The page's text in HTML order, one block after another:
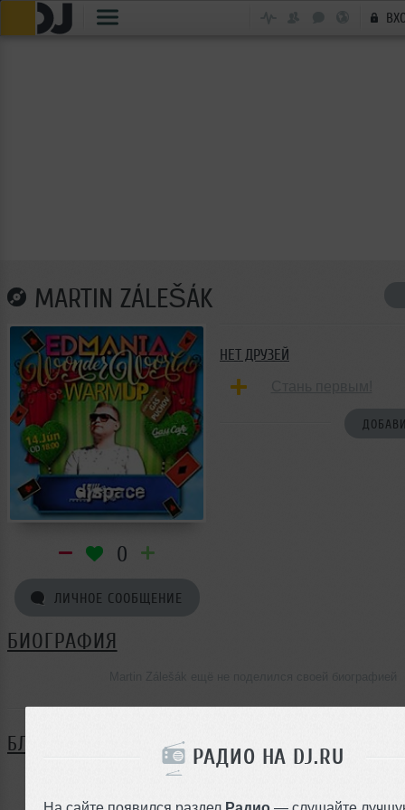
РАДИО НА DJ.RU
На сайте появился раздел Радио — слушайте
MARTIN ZÁLEŠÁK
0
ЛИЧНОЕ СООБЩЕНИЕ
НЕТ ДРУЗЕЙ
БИОГРАФИЯ
БЛОГ